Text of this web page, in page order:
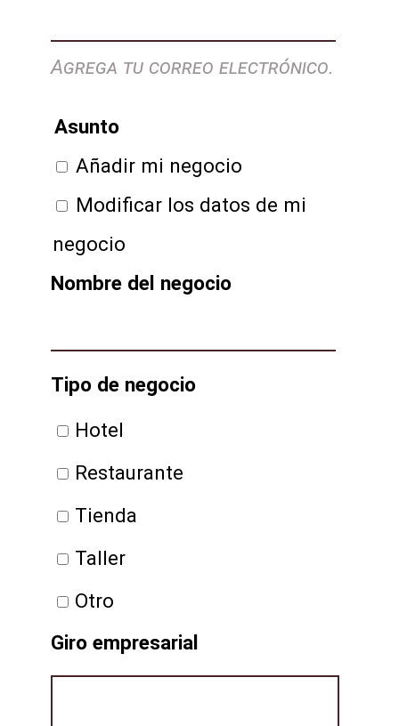
Agrega tu correo electrónico.
Asunto
Añadir mi negocio
Modificar los datos de mi
negocio
Nombre del negocio
Tipo de negocio
Hotel
Hotel
Restaurante
Restaurante
Tienda
Tienda
Taller
Taller
OtroOtro
Giro empresarial